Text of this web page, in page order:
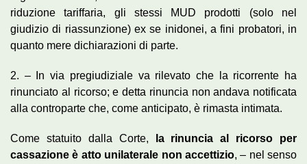
riduzione tariffaria, gli stessi MUD prodotti (solo nel
giudizio di riassunzione) ex se inidonei, a fini probatori, in
quanto mere dichiarazioni di parte.
2. – In via pregiudiziale va rilevato che la ricorrente ha
rinunciato al ricorso; e detta rinuncia non andava notificata
alla controparte che, come anticipato, è rimasta intimata.
Come statuito dalla Corte,
la rinuncia al ricorso per
cassazione è atto unilaterale non accettizio, – nel senso